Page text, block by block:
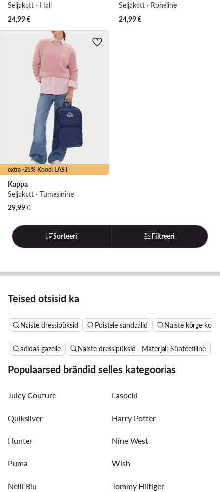
Seljakott · Hall
24,99€
Seljakott · Roheline
24,99€
extra -25% Kood: LAST
Kappa
Seljakott · Tumesinine
29,99€
Sorteeri Filtreeri
Teised otsisid ka
Naiste dressipüksid Poistele sandaalid Naiste kõrge
adidas gazelle Naiste dressipüksid - Materjal: Sünteetiline
Populaarsed brändid selles kategoorias
Juicy Couture Lasocki
Quiksilver Harry Potter
Hunter Nine West
Puma Wish
Nelli Blu Tommy Hilfiger